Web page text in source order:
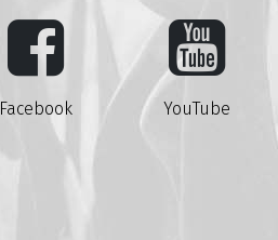
Facebook YouTube